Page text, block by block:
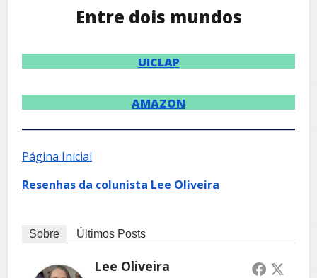
Entre dois mundos
UICLAP
AMAZON
Página Inicial
Resenhas da colunista Lee Oliveira
Sobre Últimos Posts
Lee Oliveira